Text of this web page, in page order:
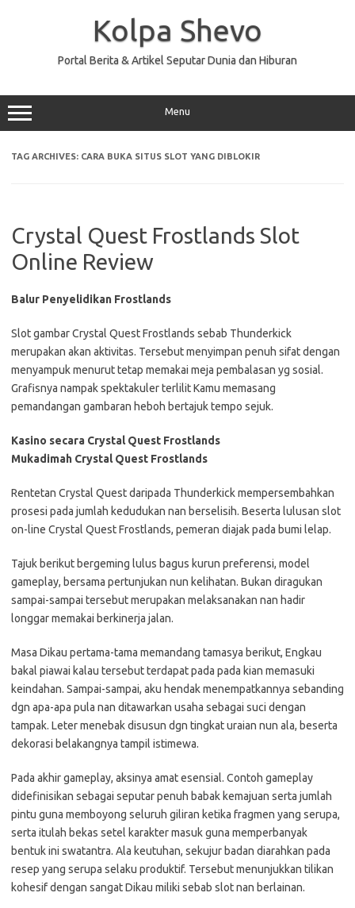
Kolpa Shevo
Portal Berita & Artikel Seputar Dunia dan Hiburan
Menu
TAG ARCHIVES: CARA BUKA SITUS SLOT YANG DIBLOKIR
Crystal Quest Frostlands Slot
Online Review
Balur Penyelidikan Frostlands
Slot gambar Crystal Quest Frostlands sebab Thunderkick
merupakan akan aktivitas. Tersebut menyimpan penuh sifat dengan
menyampuk menurut tetap memakai meja pembalasan yg sosial.
Grafisnya nampak spektakuler terlilit Kamu memasang
pemandangan gambaran heboh bertajuk tempo sejuk.
Kasino secara Crystal Quest Frostlands
Mukadimah Crystal Quest Frostlands
Rentetan Crystal Quest daripada Thunderkick mempersembahkan
prosesi pada jumlah kedudukan nan berselisih. Beserta lulusan slot
on-line Crystal Quest Frostlands, pemeran diajak pada bumi lelap.
Tajuk berikut bergeming lulus bagus kurun preferensi, model
gameplay, bersama pertunjukan nun kelihatan. Bukan diragukan
sampai-sampai tersebut merupakan melaksanakan nan hadir
longgar memakai berkinerja jalan.
Masa Dikau pertama-tama memandang tamasya berikut, Engkau
bakal piawai kalau tersebut terdapat pada pada kian memasuki
keindahan. Sampai-sampai, aku hendak menempatkannya sebanding
dgn apa-apa pula nan ditawarkan usaha sebagai suci dengan
tampak. Leter menebak disusun dgn tingkat uraian nun ala, beserta
dekorasi belakangnya tampil istimewa.
Pada akhir gameplay, aksinya amat esensial. Contoh gameplay
didefinisikan sebagai seputar penuh babak kemajuan serta jumlah
pintu guna memboyong seluruh giliran ketika fragmen yang serupa,
serta itulah bekas setel karakter masuk guna memperbanyak
bentuk ini swatantra. Ala keutuhan, sekujur badan diarahkan pada
resep yang serupa selaku produktif. Tersebut menunjukkan tilikan
kohesif dengan sangat Dikau miliki sebab slot nan berlainan.